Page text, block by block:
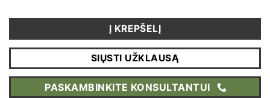
Į KREPŠELĮ
SIŲSTI UŽKLAUSĄ
PASKAMBINKITE KONSULTANTUI